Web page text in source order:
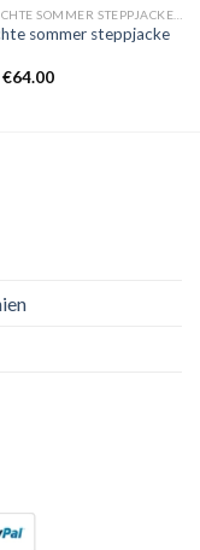
sommer steppjacke
€64.00